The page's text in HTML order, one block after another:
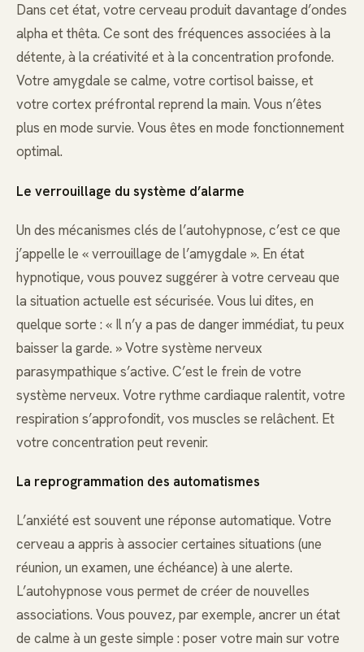
Dans cet état, votre cerveau produit davantage d’ondes
alpha et thêta. Ce sont des fréquences associées à la
détente, à la créativité et à la concentration profonde.
Votre amygdale se calme, votre cortisol baisse, et
votre cortex préfrontal reprend la main. Vous n’êtes
plus en mode survie. Vous êtes en mode fonctionnement
optimal.
Le verrouillage du système d’alarme
Un des mécanismes clés de l’autohypnose, c’est ce que
j’appelle le « verrouillage de l’amygdale ». En état
hypnotique, vous pouvez suggérer à votre cerveau que
la situation actuelle est sécurisée. Vous lui dites, en
quelque sorte : « Il n’y a pas de danger immédiat, tu peux
baisser la garde. » Votre système nerveux
parasympathique s’active. C’est le frein de votre
système nerveux. Votre rythme cardiaque ralentit, votre
respiration s’approfondit, vos muscles se relâchent. Et
votre concentration peut revenir.
La reprogrammation des automatismes
L’anxiété est souvent une réponse automatique. Votre
cerveau a appris à associer certaines situations (une
réunion, un examen, une échéance) à une alerte.
L’autohypnose vous permet de créer de nouvelles
associations. Vous pouvez, par exemple, ancrer un état
de calme à un geste simple : poser votre main sur votre